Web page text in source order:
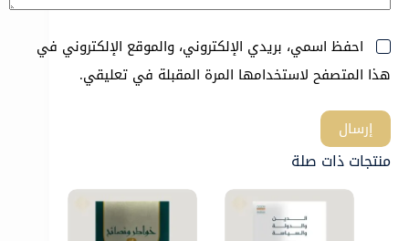
احفظ اسمي، بريدي الإلكتروني، والموقع الإلكتروني في
هذا المتصفح لاستخدامها المرة المقبلة في تعليقي.
إرسال
منتجات ذات صلة